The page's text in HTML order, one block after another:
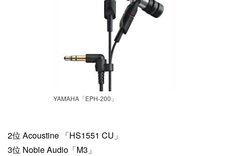
YAMAHA「EPH-200」
2位 Acoustine 「HS1551 CU」
3位 Noble Audio「M3」